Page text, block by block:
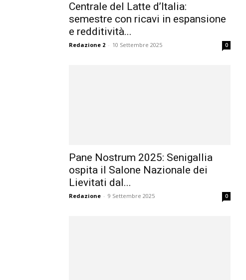
Centrale del Latte d’Italia:
semestre con ricavi in espansione
e redditività...
Redazione 2 - 10 Settembre 2025 0
Pane Nostrum 2025: Senigallia
ospita il Salone Nazionale dei
Lievitati dal...
Redazione - 9 Settembre 2025 0